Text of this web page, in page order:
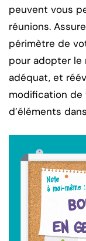
peuvent vous
réunions.
périmètre de
pour adopter
adéquat, et
modification de
d’éléments